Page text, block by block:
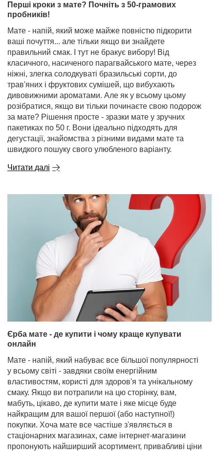
Перші кроки з мате? Почніть з 50-грамових
пробників!
Мате - напій, який може майже повністю підкорити
ваші почуття... але тільки якщо ви знайдете
правильний смак. І тут не бракує вибору! Від
класичного, насиченого парагвайського мате, через
ніжні, злегка солодкуваті бразильські сорти, до
трав'яних і фруктових сумішей, що вибухають
дивовижними ароматами. Але як у всьому цьому
розібратися, якщо ви тільки починаєте свою подорож
за мате? Рішення просте - зразки мате у зручних
пакетиках по 50 г. Вони ідеально підходять для
дегустації, знайомства з різними видами мате та
швидкого пошуку свого улюбленого варіанту.
Читати далі
Єрба мате - де купити і чому краще купувати
онлайн
Мате - напій, який набуває все більшої популярності
у всьому світі - завдяки своїм енергійним
властивостям, користі для здоров'я та унікальному
смаку. Якщо ви потрапили на цю сторінку, вам,
мабуть, цікаво, де купити мате і яке місце буде
найкращим для вашої першої (або наступної!)
покупки. Хоча мате все частіше з'являється в
стаціонарних магазинах, саме інтернет-магазини
пропонують найширший асортимент, привабливі ціни